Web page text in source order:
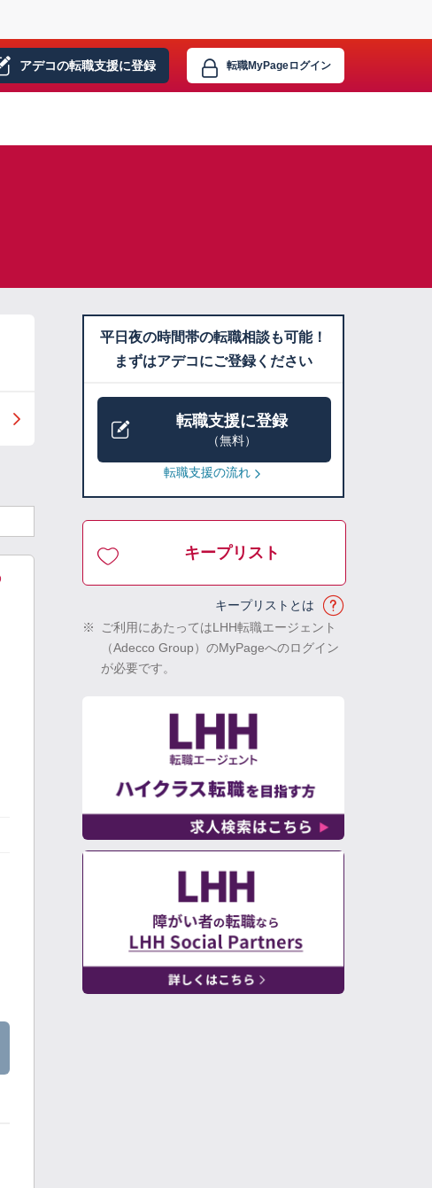
アデコの転職支援に登録 転職MyPageログイン
平日夜の時間帯の転職相談も可能！
まずはアデコにご登録ください
転職支援に登録
（無料）
転職支援の流れ
キープリスト
キープリストとは
※
ご利用にあたってはLHH転職エージェント
（Adecco Group）のMyPageへのログイン
が必要です。